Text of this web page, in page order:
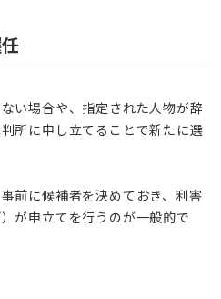
い場合や、指定された人物が辞
所に申し立てることで新たに選
前に候補者を決めておき、利害
が申立てを行うのが一般的で